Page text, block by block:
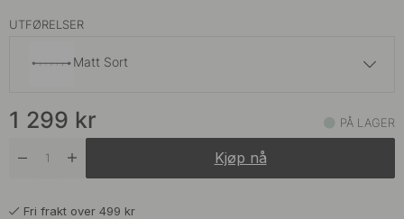
UTFØRELSER
Matt Sort
Brunet Messing På lager
På lager
1 299 kr PÅ LAGER
Kjøp nå
Fri frakt over 499 kr